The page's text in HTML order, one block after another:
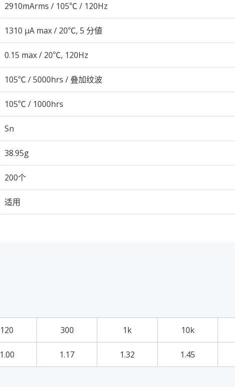
2910mArms / 105℃ / 120Hz
1310 μA max / 20℃, 5 分値
0.15 max / 20℃, 120Hz
105℃ / 5000hrs / 叠加纹波
105℃ / 1000hrs
Sn
38.95g
200个
适用
120 300 1k 10k
1.00 1.17 1.32 1.45